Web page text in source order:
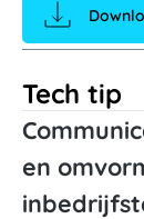
Tech tip
en